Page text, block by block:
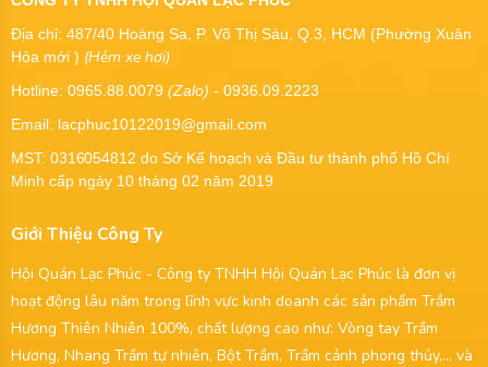
Địa chỉ: 487/40 Hoàng Sa, P. Võ Thị Sáu, Q.3, HCM (Phường Xuân
Hòa mới ) (Hẻm xe hơi)
Hotline: 0965.88.0079 (Zalo) - 0936.09.2223
Email: lacphuc10122019@gmail.com
MST: 0316054812 do Sở Kế hoạch và Đầu tư thành phố Hồ Chí
Minh cấp ngày 10 tháng 02 năm 2019
Giới Thiệu Công Ty
Hội Quán Lạc Phúc - Công ty TNHH Hội Quán Lạc Phúc là đơn vị
hoạt động lâu năm trong lĩnh vực kinh doanh các sản phẩm Trầm
Hương Thiên Nhiên 100%, chất lượng cao như: Vòng tay Trầm
Hương, Nhang Trầm tự nhiên, Bột Trầm, Trầm cảnh phong thủy,... và